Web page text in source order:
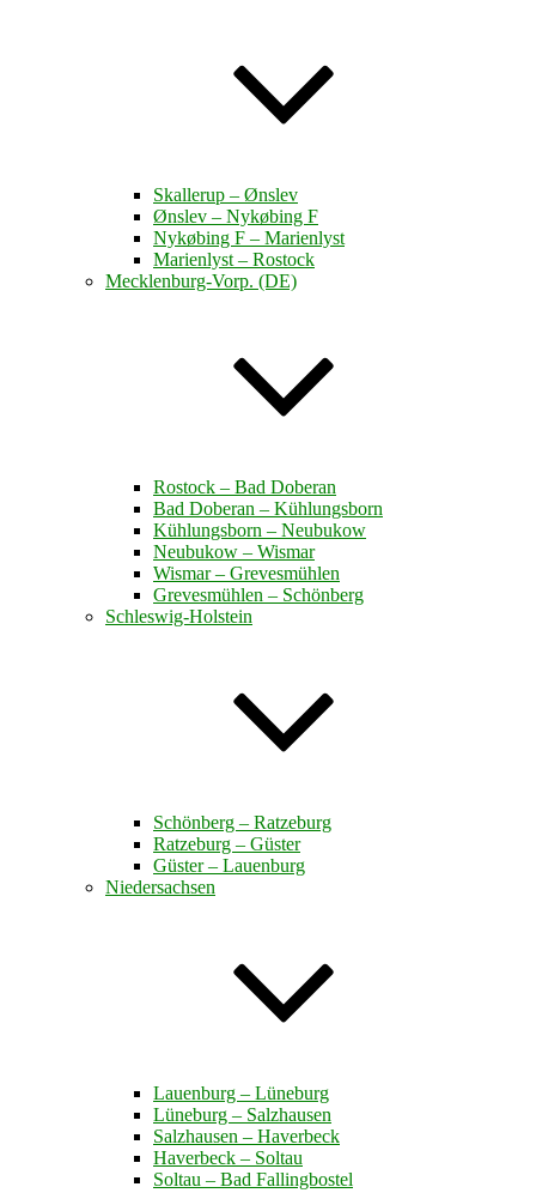
Skallerup – Ønslev
Ønslev – Nykøbing F
Nykøbing F – Marienlyst
Marienlyst – Rostock
Mecklenburg-Vorp. (DE)
Rostock – Bad Doberan
Bad Doberan – Kühlungsborn
Kühlungsborn – Neubukow
Neubukow – Wismar
Wismar – Grevesmühlen
Grevesmühlen – Schönberg
Schleswig-Holstein
Schönberg – Ratzeburg
Ratzeburg – Güster
Güster – Lauenburg
Niedersachsen
Lauenburg – Lüneburg
Lüneburg – Salzhausen
Salzhausen – Haverbeck
Haverbeck – Soltau
Soltau – Bad Fallingbostel